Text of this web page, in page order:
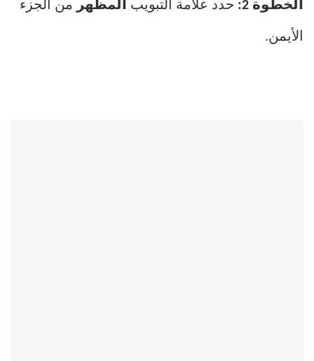
الخطوة 2: حدد علامة التبويب المظهر من الجزء
الأيمن.